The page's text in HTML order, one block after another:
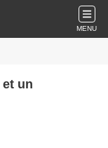
MENU
un